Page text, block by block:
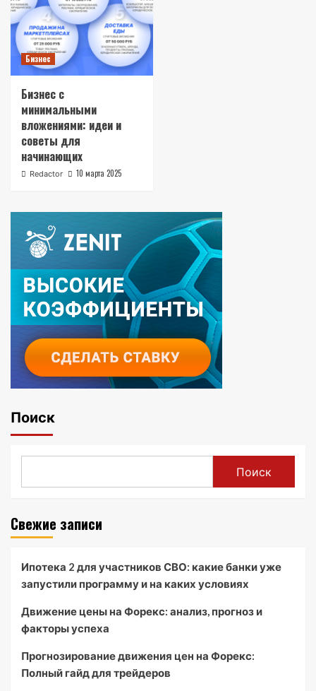
Бизнес
Бизнес с
минимальными
вложениями: идеи и
советы для
начинающих
Redactor 10 марта 2025
Поиск
Поиск
Свежие записи
Ипотека 2 для участников СВО: какие банки уже
запустили программу и на каких условиях
Движение цены на Форекс: анализ, прогноз и
факторы успеха
Прогнозирование движения цен на Форекс:
Полный гайд для трейдеров